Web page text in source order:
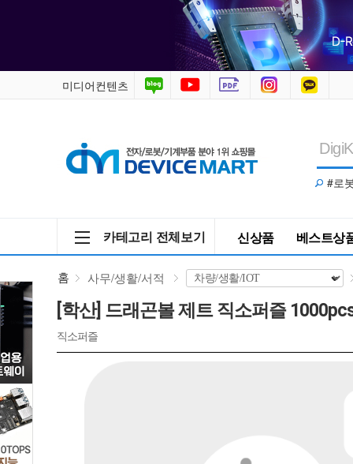
퍼
즐
1000pcs
[제
품
미디어컨텐츠
#로
카테고리 전체보기 신상품 베스트상
홈 사무/생활/서적
[학산] 드래곤볼 제트 직소퍼즐
직소퍼즐